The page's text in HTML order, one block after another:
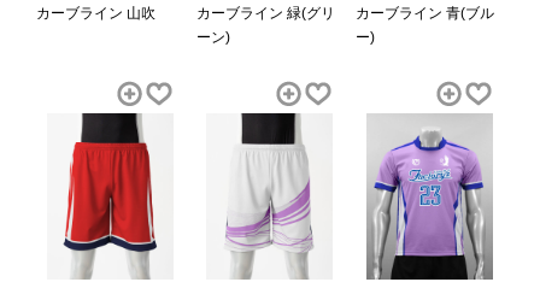
カーブライン 山吹
カーブライン 緑(グリ
ーン)
カーブライン 青(ブル
ー)